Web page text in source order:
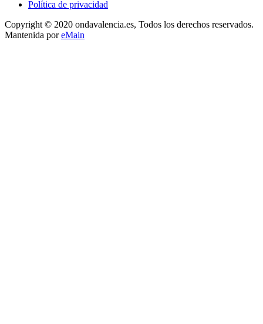
Política de privacidad
Copyright © 2020 ondavalencia.es, Todos los derechos reservados.
Mantenida poreMain